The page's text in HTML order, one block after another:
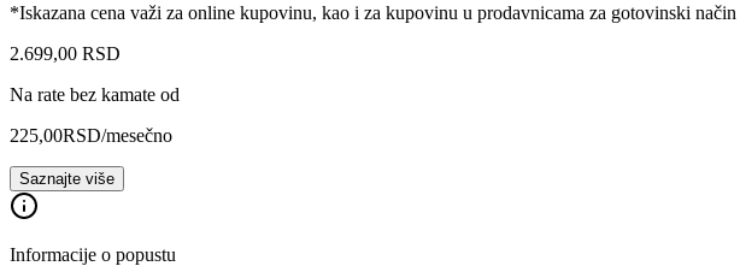
*Iskazana cena važi za online kupovinu, kao i za kupovinu u prodavnicama za gotovinski način
2.699,00 RSD
Na rate bez kamate od
225,00RSD/mesečno
Saznajte više
Informacije o popustu